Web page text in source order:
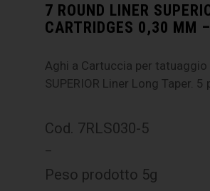
7 ROUND LINER
CARTRIDGES 0,30 MM
Aghi a Cartuccia per tatuaggio
SUPERIOR Liner Long Taper. 5
Cod. 7RLS030-5
–
Peso prodotto 5g